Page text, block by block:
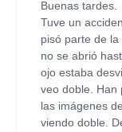
Buenas tardes.
Tuve un
pisó parte de
no se abrió
ojo estaba
veo doble. Han
las imágenes
viendo doble.